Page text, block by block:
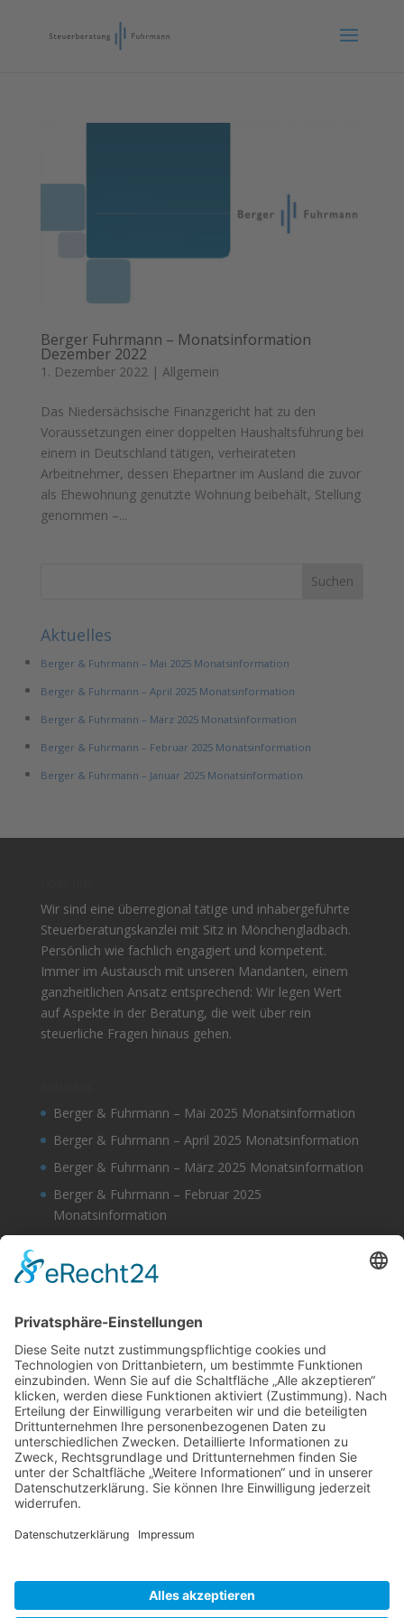
Berger Fuhrmann – Monatsinformation
Dezember 2022
1. Dezember 2022 | Allgemein
Das Niedersächsische Finanzgericht hat zu den
Voraussetzungen einer doppelten Haushaltsführung bei
einem in Deutschland tätigen, verheirateten
Arbeitnehmer, dessen Ehepartner im Ausland die zuvor
als Ehewohnung genutzte Wohnung beibehält, Stellung
genommen –...
Aktuelles
Berger & Fuhrmann – Mai 2025 Monatsinformation
Berger & Fuhrmann – April 2025 Monatsinformation
Berger & Fuhrmann – März 2025 Monatsinformation
Berger & Fuhrmann – Februar 2025 Monatsinformation
Berger & Fuhrmann – Januar 2025 Monatsinformation
Wir sind eine überregional tätige und inhabergeführte
Steuerberatungskanzlei mit Sitz in Mönchengladbach.
Persönlich wie fachlich engagiert und kompetent.
Immer im Austausch mit unseren Mandanten, einem
ganzheitlichen Ansatz entsprechend: Wir legen Wert
auf Aspekte in der Beratung, die weit über rein
steuerliche Fragen hinaus gehen.
Berger & Fuhrmann – Mai 2025 Monatsinformation
Berger & Fuhrmann – April 2025 Monatsinformation
Berger & Fuhrmann – März 2025 Monatsinformation
Berger & Fuhrmann – Februar 2025
Monatsinformation
Monatsinformation
Suche
Datenschutz
Cookie-Einstellungen
Sonstige
Kontakt
Facebook
Anfahrt & Lageplan